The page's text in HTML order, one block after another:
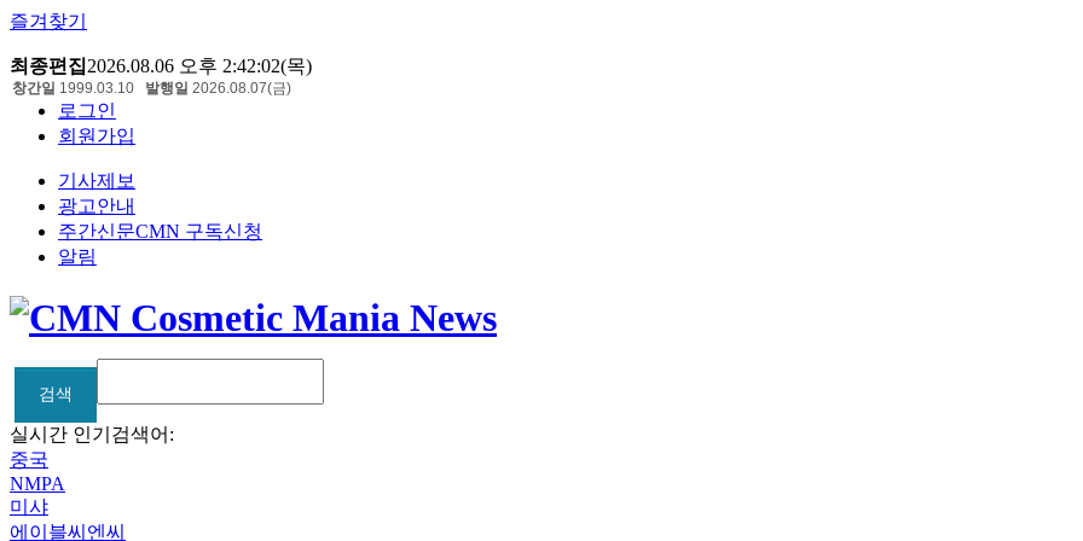
즐겨찾기
최종편집2026.08.06 오후 2:42:02(목)
로그인
회원가입
기사제보
광고안내
주간신문CMN 구독신청
알림
창간일 1999.03.10 발행일 2026.08.07(금)
검색
검색
실시간 인기검색어:
중국
NMPA
미샤
에이블씨엔씨